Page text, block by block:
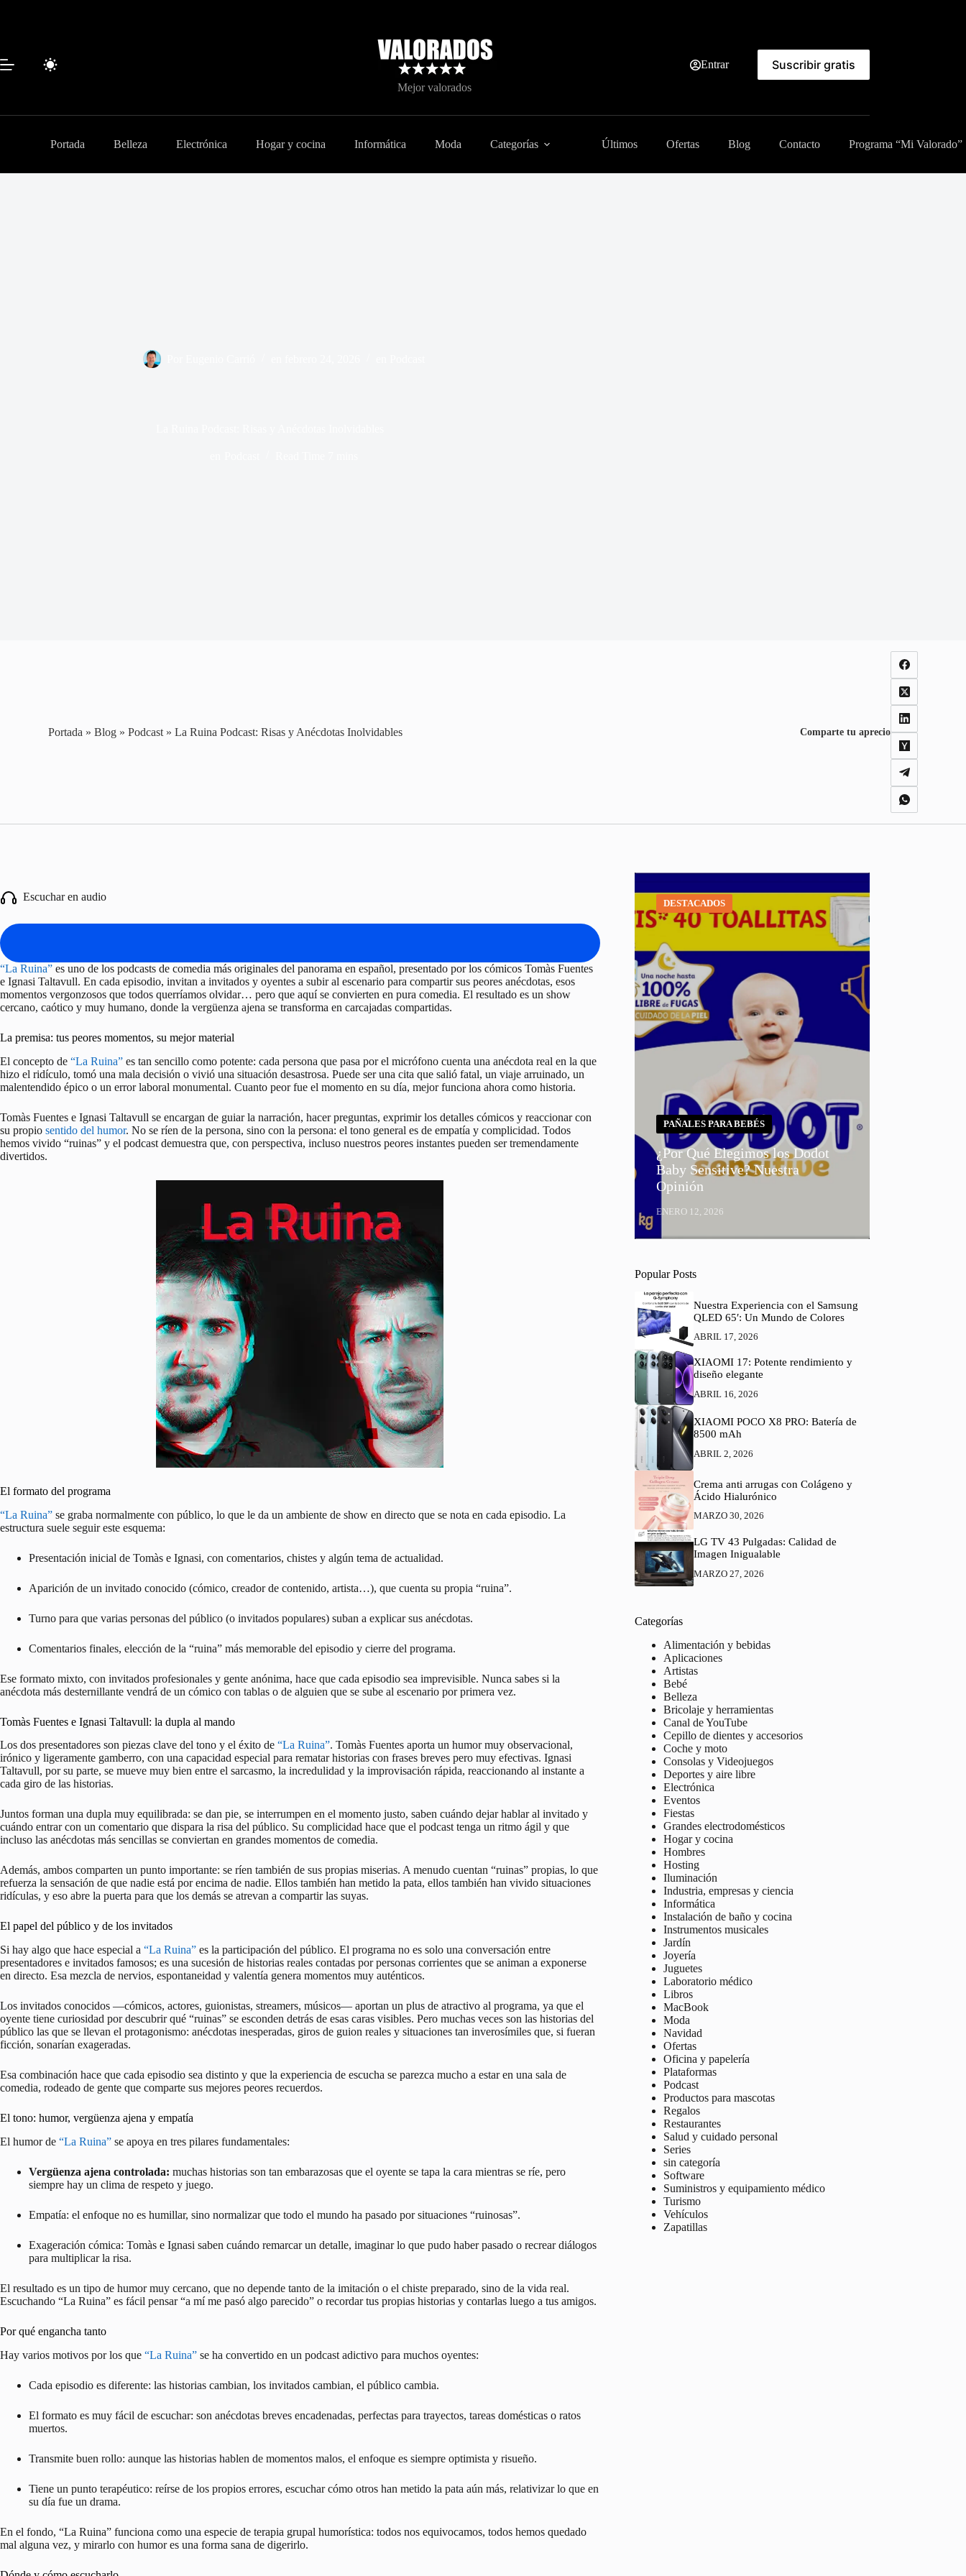
Mejor valorados
Entrar Suscribir gratis
Portada Belleza Electrónica Hogar y cocina Informática Moda Categorías Últimos Ofertas Blog Contacto Programa “Mi Valorado”
Portada »Blog »Podcast »La Ruina Podcast: Risas y Anécdotas Inolvidables Comparte tu aprecio
Escuchar en audio
“La Ruina” es uno de los podcasts de comedia más originales del panorama en español, presentado por los cómicos Tomàs Fuentes
e Ignasi Taltavull. En cada episodio, invitan a invitados y oyentes a subir al escenario para compartir sus peores anécdotas, esos
momentos vergonzosos que todos querríamos olvidar… pero que aquí se convierten en pura comedia. El resultado es un show
cercano, caótico y muy humano, donde la vergüenza ajena se transforma en carcajadas compartidas.
La premisa: tus peores momentos, su mejor material
El concepto de “La Ruina” es tan sencillo como potente: cada persona que pasa por el micrófono cuenta una anécdota real en la que
hizo el ridículo, tomó una mala decisión o vivió una situación desastrosa. Puede ser una cita que salió fatal, un viaje arruinado, un
malentendido épico o un error laboral monumental. Cuanto peor fue el momento en su día, mejor funciona ahora como historia.
Tomàs Fuentes e Ignasi Taltavull se encargan de guiar la narración, hacer preguntas, exprimir los detalles cómicos y reaccionar con
su propio sentido del humor. No se ríen de la persona, sino con la persona: el tono general es de empatía y complicidad. Todos
hemos vivido “ruinas” y el podcast demuestra que, con perspectiva, incluso nuestros peores instantes pueden ser tremendamente
divertidos.
El formato del programa
“La Ruina” se graba normalmente con público, lo que le da un ambiente de show en directo que se nota en cada episodio. La
estructura suele seguir este esquema:
Presentación inicial de Tomàs e Ignasi, con comentarios, chistes y algún tema de actualidad.
Aparición de un invitado conocido (cómico, creador de contenido, artista…), que cuenta su propia “ruina”.
Turno para que varias personas del público (o invitados populares) suban a explicar sus anécdotas.
Comentarios finales, elección de la “ruina” más memorable del episodio y cierre del programa.
Ese formato mixto, con invitados profesionales y gente anónima, hace que cada episodio sea imprevisible. Nunca sabes si la
anécdota más desternillante vendrá de un cómico con tablas o de alguien que se sube al escenario por primera vez.
Tomàs Fuentes e Ignasi Taltavull: la dupla al mando
Los dos presentadores son piezas clave del tono y el éxito de “La Ruina”. Tomàs Fuentes aporta un humor muy observacional,
irónico y ligeramente gamberro, con una capacidad especial para rematar historias con frases breves pero muy efectivas. Ignasi
Taltavull, por su parte, se mueve muy bien entre el sarcasmo, la incredulidad y la improvisación rápida, reaccionando al instante a
cada giro de las historias.
Juntos forman una dupla muy equilibrada: se dan pie, se interrumpen en el momento justo, saben cuándo dejar hablar al invitado y
cuándo entrar con un comentario que dispara la risa del público. Su complicidad hace que el podcast tenga un ritmo ágil y que
incluso las anécdotas más sencillas se conviertan en grandes momentos de comedia.
Además, ambos comparten un punto importante: se ríen también de sus propias miserias. A menudo cuentan “ruinas” propias, lo que
refuerza la sensación de que nadie está por encima de nadie. Ellos también han metido la pata, ellos también han vivido situaciones
ridículas, y eso abre la puerta para que los demás se atrevan a compartir las suyas.
El papel del público y de los invitados
Si hay algo que hace especial a “La Ruina” es la participación del público. El programa no es solo una conversación entre
presentadores e invitados famosos; es una sucesión de historias reales contadas por personas corrientes que se animan a exponerse
en directo. Esa mezcla de nervios, espontaneidad y valentía genera momentos muy auténticos.
Los invitados conocidos —cómicos, actores, guionistas, streamers, músicos— aportan un plus de atractivo al programa, ya que el
oyente tiene curiosidad por descubrir qué “ruinas” se esconden detrás de esas caras visibles. Pero muchas veces son las historias del
público las que se llevan el protagonismo: anécdotas inesperadas, giros de guion reales y situaciones tan inverosímiles que, si fueran
ficción, sonarían exageradas.
Esa combinación hace que cada episodio sea distinto y que la experiencia de escucha se parezca mucho a estar en una sala de
comedia, rodeado de gente que comparte sus mejores peores recuerdos.
El tono: humor, vergüenza ajena y empatía
El humor de “La Ruina” se apoya en tres pilares fundamentales:
Vergüenza ajena controlada: muchas historias son tan embarazosas que el oyente se tapa la cara mientras se ríe, pero
siempre hay un clima de respeto y juego.
Empatía: el enfoque no es humillar, sino normalizar que todo el mundo ha pasado por situaciones “ruinosas”.
Exageración cómica: Tomàs e Ignasi saben cuándo remarcar un detalle, imaginar lo que pudo haber pasado o recrear diálogos
para multiplicar la risa.
El resultado es un tipo de humor muy cercano, que no depende tanto de la imitación o el chiste preparado, sino de la vida real.
Escuchando “La Ruina” es fácil pensar “a mí me pasó algo parecido” o recordar tus propias historias y contarlas luego a tus amigos.
Por qué engancha tanto
Hay varios motivos por los que “La Ruina” se ha convertido en un podcast adictivo para muchos oyentes:
Cada episodio es diferente: las historias cambian, los invitados cambian, el público cambia.
El formato es muy fácil de escuchar: son anécdotas breves encadenadas, perfectas para trayectos, tareas domésticas o ratos
muertos.
Transmite buen rollo: aunque las historias hablen de momentos malos, el enfoque es siempre optimista y risueño.
Tiene un punto terapéutico: reírse de los propios errores, escuchar cómo otros han metido la pata aún más, relativizar lo que en
su día fue un drama.
En el fondo, “La Ruina” funciona como una especie de terapia grupal humorística: todos nos equivocamos, todos hemos quedado
mal alguna vez, y mirarlo con humor es una forma sana de digerirlo.
DESTACADOS
PAÑALES PARA BEBÉS
¿Por Qué Elegimos los Dodot
Baby Sensitive? Nuestra
Opinión
ENERO 12, 2026
Popular Posts
Nuestra Experiencia con el Samsung
QLED 65′: Un Mundo de Colores
ABRIL 17, 2026
XIAOMI 17: Potente rendimiento y
diseño elegante
ABRIL 16, 2026
XIAOMI POCO X8 PRO: Batería de
8500 mAh
ABRIL 2, 2026
Crema anti arrugas con Colágeno y
Ácido Hialurónico
MARZO 30, 2026
LG TV 43 Pulgadas: Calidad de
Imagen Inigualable
MARZO 27, 2026
Categorías
Alimentación y bebidas
Aplicaciones
Artistas
Bebé
Belleza
Bricolaje y herramientas
Canal de YouTube
Cepillo de dientes y accesorios
Coche y moto
Consolas y Videojuegos
Deportes y aire libre
Electrónica
Eventos
Fiestas
Grandes electrodomésticos
Hogar y cocina
Hombres
Hosting
Iluminación
Industria, empresas y ciencia
Informática
Instalación de baño y cocina
Instrumentos musicales
Jardín
Joyería
Juguetes
Laboratorio médico
Libros
MacBook
Moda
Navidad
Ofertas
Oficina y papelería
Plataformas
Podcast
Productos para mascotas
Regalos
Restaurantes
Salud y cuidado personal
Series
sin categoría
Software
Suministros y equipamiento médico
Turismo
Vehículos
Zapatillas